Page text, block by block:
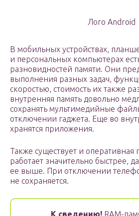
Лого Android
В мобильных устройствах,
и персональных компьютерах
разновидностей памяти. Они
выполнения разных задач,
скоростью, стоимость их также
внутренняя память довольно
сохранять мультимедийные
отключении гаджета. Еще во
хранятся приложения.
Также существует и оперативная
работает значительно быстрее,
ее выше. При отключении
не сохраняется.
К сведению! RАМ-